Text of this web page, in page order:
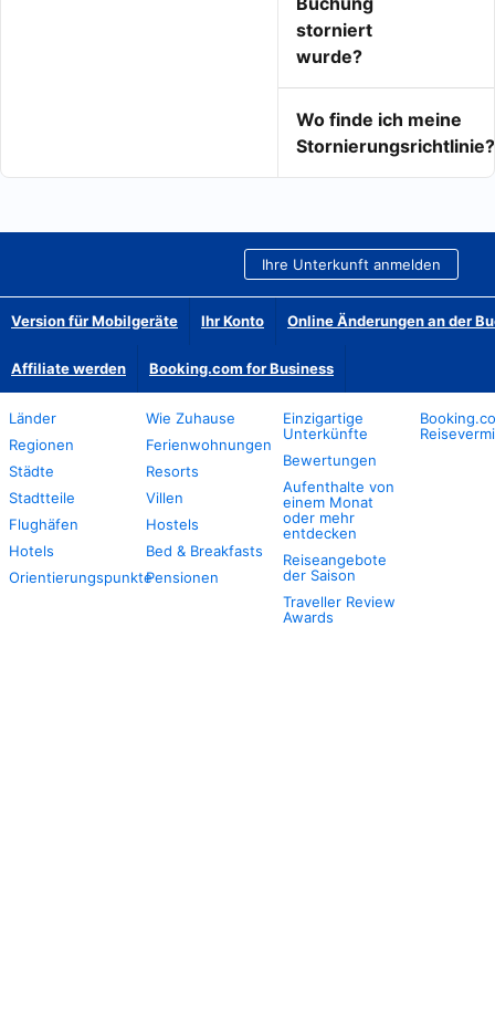
storniert
wurde?
Wo finde ich meine
Stornierungsrichtlinie?
Ihre Unterkunft anmelden
Version für Mobilgeräte Ihr Konto Online Änderungen an der
Affiliate werden Booking.com for Business
Länder
Regionen
Städte
Stadtteile
Flughäfen
Hotels
Orientierungspunkte
Wie Zuhause
Ferienwohnungen
Resorts
Villen
Hostels
Bed & Breakfasts
Pensionen
Einzigartige
Unterkünfte
Bewertungen
Aufenthalte von
einem Monat
oder mehr
entdecken
Reiseangebote
der Saison
Traveller Review
Awards